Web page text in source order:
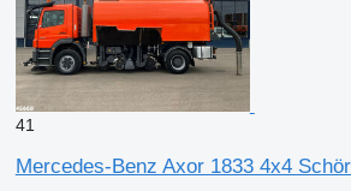
41
Mercedes-Benz Axor 1833 4x4